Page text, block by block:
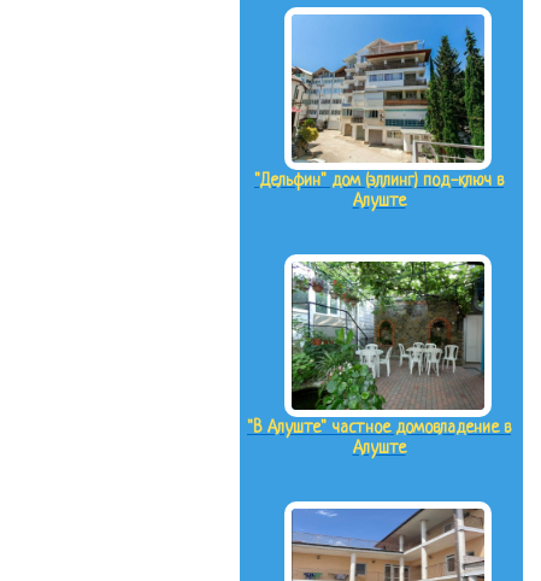
"Дельфин" дом (эллинг) под-ключ в
Алуште
"В Алуште" частное домовладение в
Алуште